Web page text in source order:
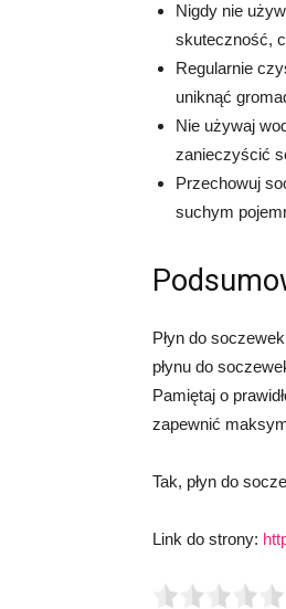
Nigdy nie
skuteczność,
Regularnie
uniknąć
Nie używaj
zanieczyścić
Przechowuj
suchym
Płyn do
płynu do
Pamiętaj o
zapewnić
Tak, płyn do
Link do strony: